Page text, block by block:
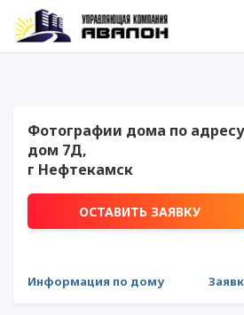
Фотографии дома по
дом 7Д,
г Нефтекамск
ОСТАВИТЬ ЗАЯВКУ
Информация по дому